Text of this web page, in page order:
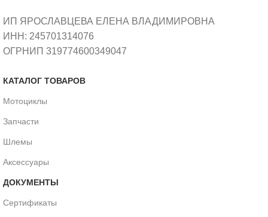
ИП ЯРОСЛАВЦЕВА ЕЛЕНА ВЛАДИМИРОВНА
ИНН: 245701314076
ОГРНИП 319774600349047
КАТАЛОГ ТОВАРОВ
Мотоциклы
Запчасти
Шлемы
Аксессуары
ДОКУМЕНТЫ
Сертификаты